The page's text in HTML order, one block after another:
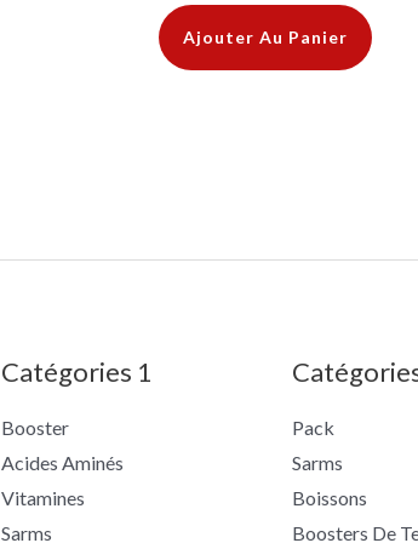
Ajouter Au Panier
Catégories 1
Booster
Acides Aminés
Vitamines
Sarms
Pack
Sarms
Boissons
Boosters De